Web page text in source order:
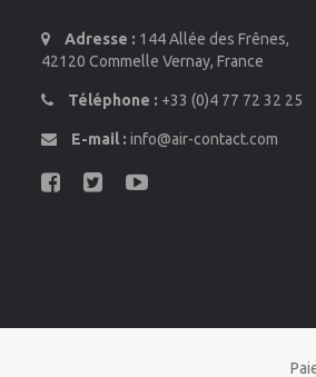
Adresse : 144 Allée des Frênes,
42120 Commelle Vernay, France
Téléphone : +33 (0)4 77 72 32 25
E-mail : info@air-contact.com